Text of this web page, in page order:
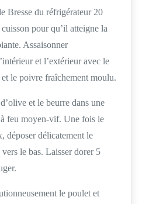
Bresse du réfrigérateur 20
pour qu’il atteigne la
Assaisonner
et l’extérieur avec le
et le poivre fraîchement moulu.
et le beurre dans une
feu moyen-vif. Une fois le
déposer délicatement le
le bas. Laisser dorer 5
le poulet et